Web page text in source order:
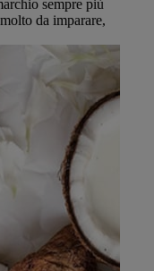
sempre più
da imparare,